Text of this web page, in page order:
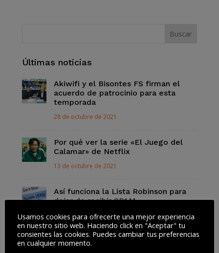
Últimas noticias
Akiwifi y el Bisontes FS firman el
acuerdo de patrocinio para esta
temporada
28 de octubre de 2021
Por qué ver la serie «El Juego del
Calamar» de Netflix
13 de octubre de 2021
Así funciona la Lista Robinson para
dejar de recibir SPAM
13 de octubre de 2021
Tweets by @akiwifi
Usamos cookies para ofrecerte una mejor experiencia
en nuestro sitio web. Haciendo click en "Aceptar" tu
consientes las cookies. Puedes cambiar tus preferencias
en cualquier momento.